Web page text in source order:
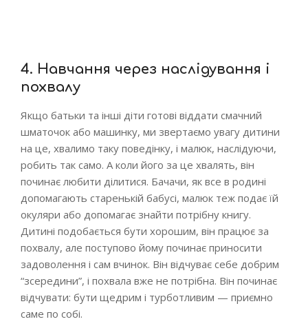
4. Навчання через наслідування і
похвалу
Якщо батьки та інші діти готові віддати смачний
шматочок або машинку, ми звертаємо увагу дитини
на це, хвалимо таку поведінку, і малюк, наслідуючи,
робить так само. А коли його за це хвалять, він
починає любити ділитися. Бачачи, як все в родині
допомагають старенькій бабусі, малюк теж подає їй
окуляри або допомагає знайти потрібну книгу.
Дитині подобається бути хорошим, він працює за
похвалу, але поступово йому починає приносити
задоволення і сам вчинок. Він відчуває себе добрим
“зсередини”, і похвала вже не потрібна. Він починає
відчувати: бути щедрим і турботливим — приємно
саме по собі.